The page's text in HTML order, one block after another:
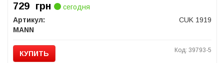
729 грн
сегодня
Артикул:
CUK 1919
MANN
КУПИТЬ Код: 39793-5